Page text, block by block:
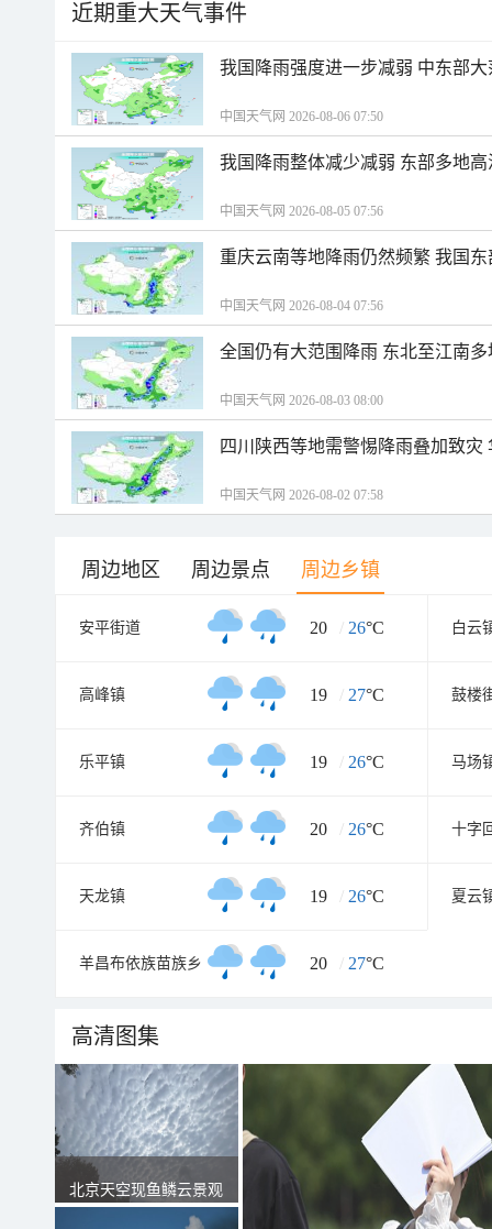
近期重大天气事件
我国降雨强度进一步减弱 中东部
中国天气网 2026-08-06 07:50
我国降雨整体减少减弱 东部多地
中国天气网 2026-08-05 07:56
重庆云南等地降雨仍然频繁 我国
中国天气网 2026-08-04 07:56
全国仍有大范围降雨 东北至江南
中国天气网 2026-08-03 08:00
四川陕西等地需警惕降雨叠加致
中国天气网 2026-08-02 07:58
周边地区 周边景点 周边乡镇
安平街道 20 / 26°C 白云
高峰镇 19 / 27°C 鼓楼
乐平镇 19 / 26°C 马场
齐伯镇 20 / 26°C 十字
天龙镇 19 / 26°C 夏云
羊昌布依族苗族乡 20 / 27°C
高清图集
北京天空现鱼鳞云景观